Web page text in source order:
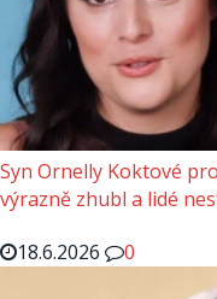
Syn Ornelly Koktové
výrazně zhubl a lidé
18.6.2026
0